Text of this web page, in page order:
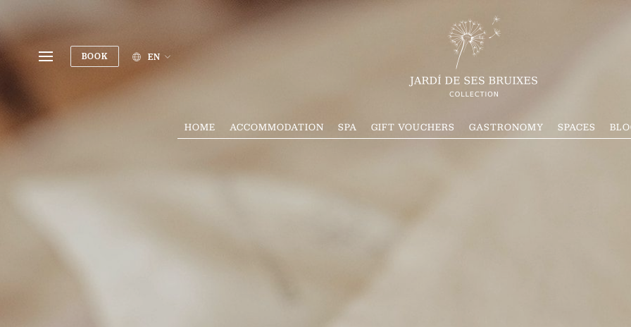
HOME ACCOMMODATION SPA GIFT VOUCHERS GASTRONOMY SPACES
BOOK EN